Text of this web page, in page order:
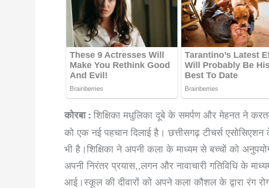
कोरबा :शिक्षिका मधुलिका दूबे के समर्पण और मेहनत ने
को एक नई पहचान दिलाई है। छत्तीसगढ़ टीचर्स एसोसिएशन
भी है।शिक्षिका ने अपनी कला के माध्यम से बच्चों को
अपनी निरंतर प्रयास,,लगन और नावाचारी गतिविधि के
आई।स्कूल की दीवारों को अपने कला कौशल के द्वारा रंग